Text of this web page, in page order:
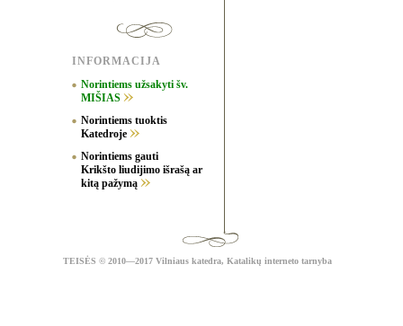
INFORMACIJA
Norintiems užsakyti šv.
MIŠIAS
Norintiems tuoktis
Katedroje
Norintiems gauti
Krikšto liudijimo išrašą ar
kitą pažymą
TEISĖS © 2010—2017 Vilniaus katedra, Katalikų interneto tarnyba